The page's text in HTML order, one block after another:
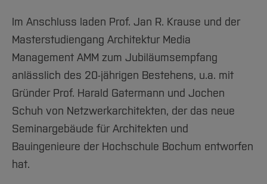
Im Anschluss laden Prof. Jan R. Krause und der
Masterstudiengang Architektur Media
Management AMM zum Jubiläumsempfang
anlässlich des 20-jährigen Bestehens, u.a. mit
Gründer Prof. Harald Gatermann und Jochen
Schuh von Netzwerkarchitekten, der das neue
Seminargebäude für Architekten und
Bauingenieure der Hochschule Bochum entworfen
hat.